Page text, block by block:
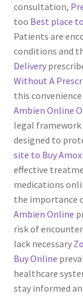
consultation,
too Best place
Patients are
conditions and
Delivery
Without A
this
Ambien Online
legal
designed to
site to Buy
effective
medications
the importance
Ambien Online
risk of
lack necessary
Buy Online
healthcare
stay informed